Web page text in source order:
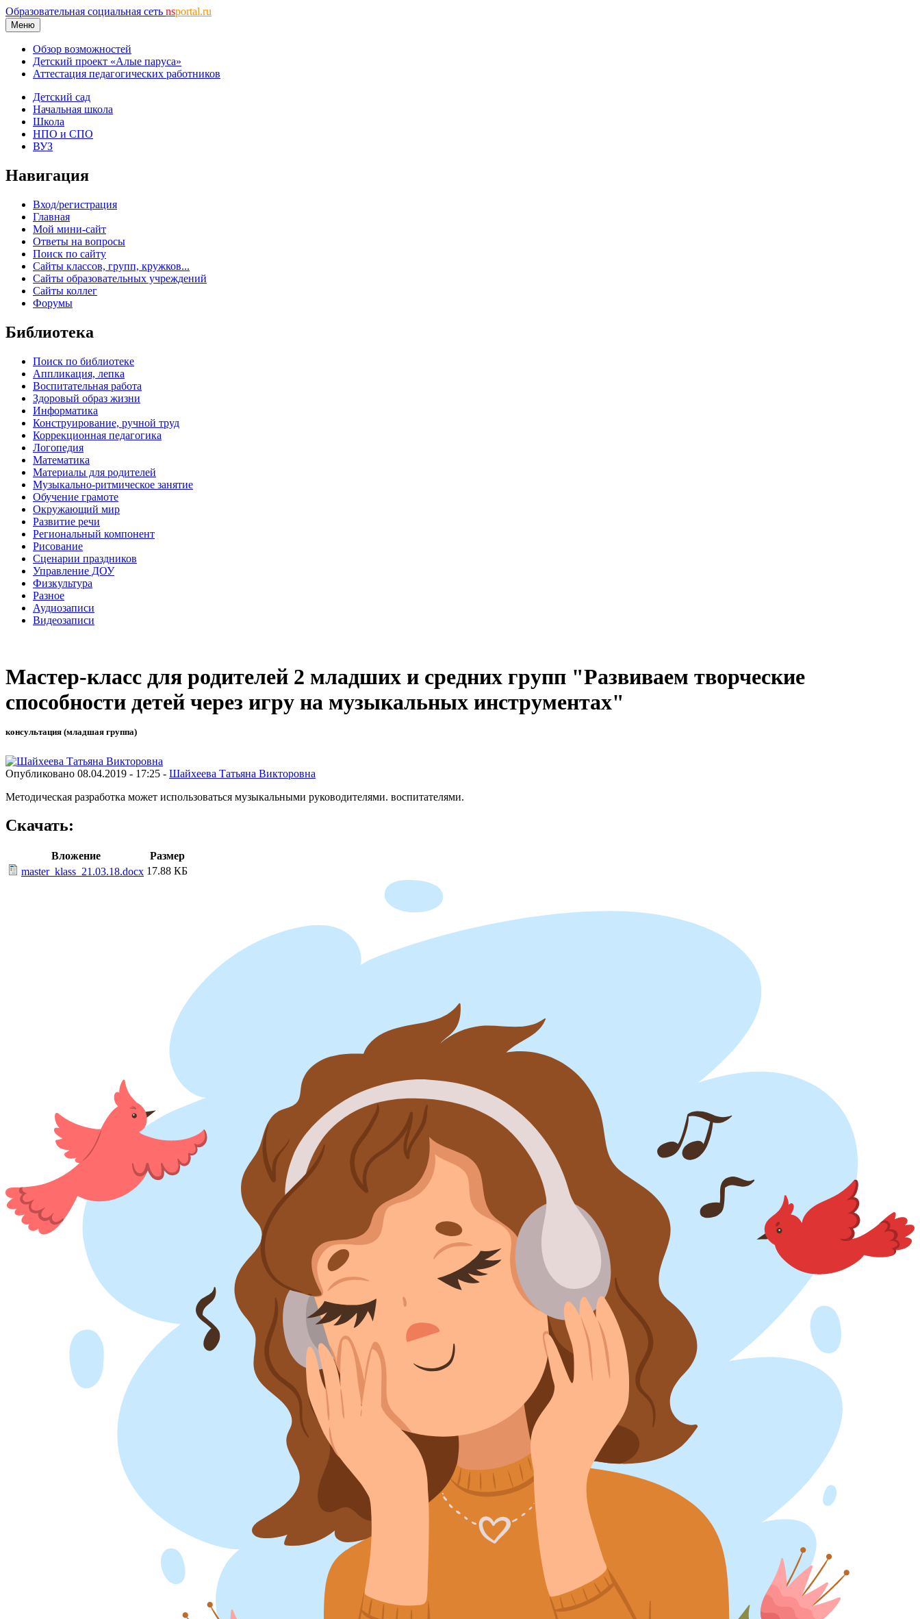
Образовательная социальная сеть nsportal.ru
Меню
Обзор возможностей
Детский проект «Алые паруса»
Аттестация педагогических работников
Детский сад
Начальная школа
Школа
НПО и СПО
ВУЗ
Навигация
Вход/регистрация
Главная
Мой мини-сайт
Ответы на вопросы
Поиск по сайту
Сайты классов, групп, кружков...
Сайты образовательных учреждений
Сайты коллег
Форумы
Библиотека
Поиск по библиотеке
Аппликация, лепка
Воспитательная работа
Здоровый образ жизни
Информатика
Конструирование, ручной труд
Коррекционная педагогика
Логопедия
Математика
Материалы для родителей
Музыкально-ритмическое занятие
Обучение грамоте
Окружающий мир
Развитие речи
Региональный компонент
Рисование
Сценарии праздников
Управление ДОУ
Физкультура
Разное
Аудиозаписи
Видеозаписи
Мастер-класс для родителей 2 младших и средних групп "Развиваем творческие
способности детей через игру на музыкальных инструментах"
консультация (младшая группа)
Опубликовано 08.04.2019 - 17:25 - Шайхеева Татьяна Викторовна
Методическая разработка может использоваться музыкальными руководителями. воспитателями.
Скачать:
Вложение
Размер
master_klass_21.03.18.docx 17.88 КБ